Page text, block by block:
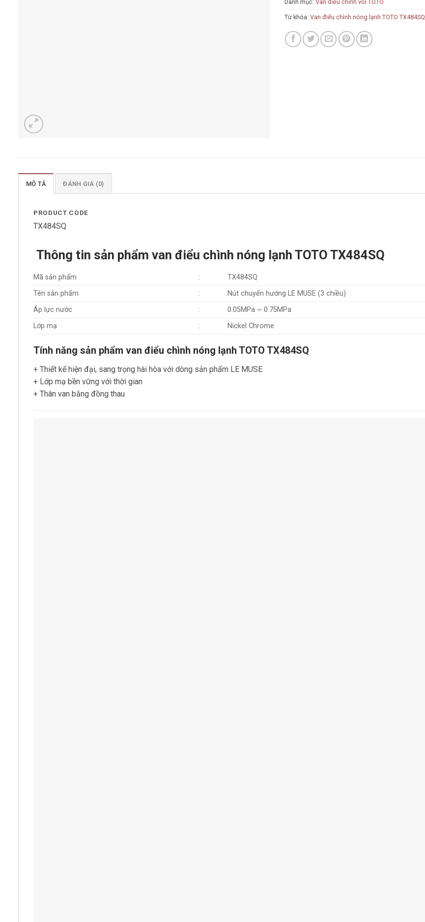
Danh mục: Van điều chỉnh vòi TOTO
Từ khóa: Van điểu chình nóng lạnh TOTO TX484SQ
MÔ TẢ ĐÁNH GIÁ (0)
PRODUCT CODE
TX484SQ
Thông tin sản phẩm van điểu chình nóng lạnh TOTO TX484SQ
Mã sản phẩm :
TX484SQ
Tên sản phẩm
:
Nút chuyển hướng LE MUSE (3 chiều)
Áp lực nước
:
0.05MPa ~ 0.75MPa
Lớp mạ
: Nickel Chrome
Tính năng sản phẩm van điểu chình nóng lạnh TOTO TX484SQ
+ Thiết kế hiện đại, sang trọng hài hòa với dòng sản phẩm LE MUSE
+ Lớp mạ bền vững với thời gian
+ Thân van bằng đồng thau